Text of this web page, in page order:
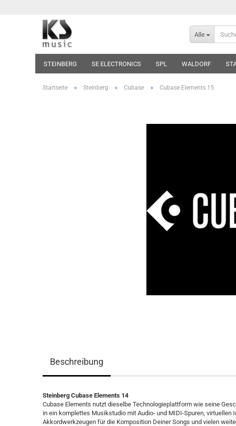
Alle
STEINBERG SE ELECTRONICS SPL WALDORF
Startseite » Steinberg » Cubase » Cubase Elements 15
Beschreibung
Steinberg Cubase Elements 14
Cubase Elements nutzt dieselbe Technologieplattform wie seine
in ein komplettes Musikstudio mit Audio- und MIDI-Spuren,
Akkordwerkzeugen für die Komposition Deiner Songs und vielen